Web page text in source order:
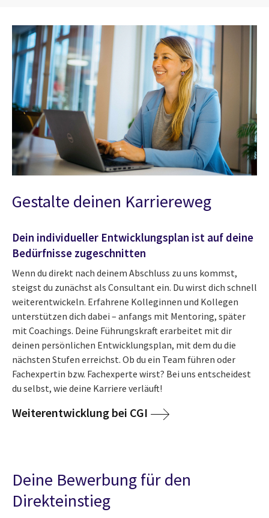
Gestalte deinen Karriereweg
Dein individueller Entwicklungsplan ist auf deine
Bedürfnisse zugeschnitten
Wenn du direkt nach deinem Abschluss zu uns kommst,
steigst du zunächst als Consultant ein. Du wirst dich schnell
weiterentwickeln. Erfahrene Kolleginnen und Kollegen
unterstützen dich dabei – anfangs mit Mentoring, später
mit Coachings. Deine Führungskraft erarbeitet mit dir
deinen persönlichen Entwicklungsplan, mit dem du die
nächsten Stufen erreichst. Ob du ein Team führen oder
Fachexpertin bzw. Fachexperte wirst? Bei uns entscheidest
du selbst, wie deine Karriere verläuft!
Weiterentwicklung bei CGI
Deine Bewerbung für den
Direkteinstieg